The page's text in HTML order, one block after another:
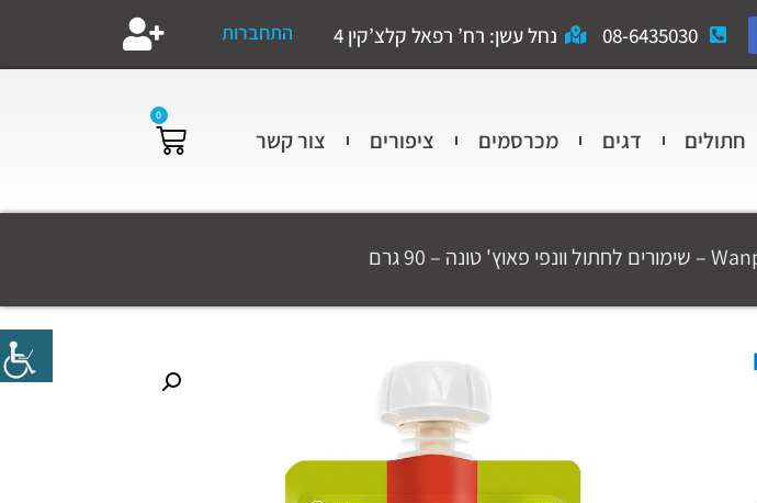
08-6435030 נחל עשן: רח’ רפאל קלצ’קין 4 התחברות
חתולים דגים מכרסמים ציפורים צור קשר
0